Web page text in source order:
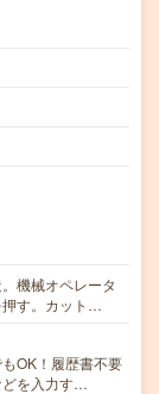
機械オペレータ
押す。カット…
OK！履歴書不要
を入力す…